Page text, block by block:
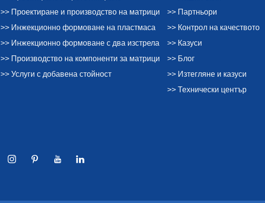
>> Проектиране и производство на матрици
>> Инжекционно формоване на пластмаса
>> Инжекционно формоване с два изстрела
>> Производство на компоненти за матрици
>> Услуги с добавена стойност
>> Партньори
>> Контрол на качеството
>> Казуси
>> Блог
>> Изтегляне и казуси
>> Технически център